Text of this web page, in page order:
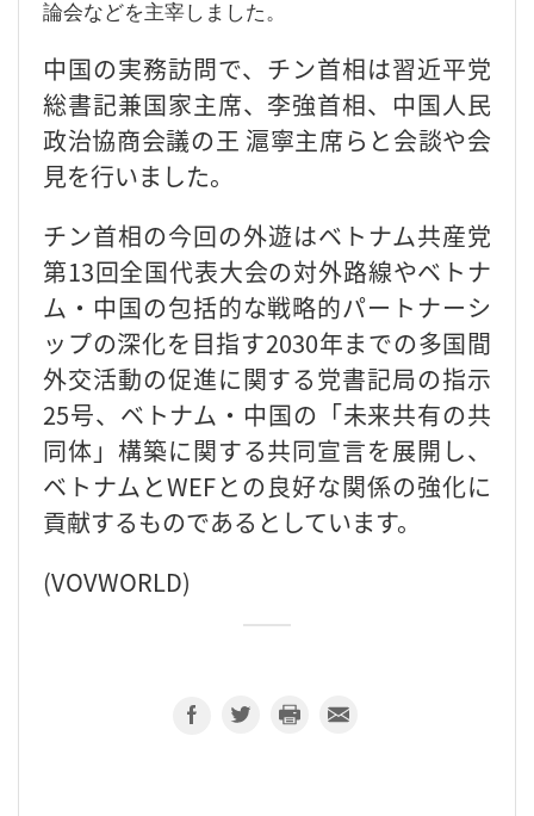
論会などを主宰しました。
中国の実務訪問で、チン首相は習近平党
総書記兼国家主席、李強首相、中国人民
政治協商会議の王 滬寧主席らと会談や会
見を行いました。
チン首相の今回の外遊はベトナム共産党
第13回全国代表大会の対外路線やベトナ
ム・中国の包括的な戦略的パートナーシ
ップの深化を目指す2030年までの多国間
外交活動の促進に関する党書記局の指示
25号、ベトナム・中国の「未来共有の共
同体」構築に関する共同宣言を展開し、
ベトナムとWEFとの良好な関係の強化に
貢献するものであるとしています。
(VOVWORLD)